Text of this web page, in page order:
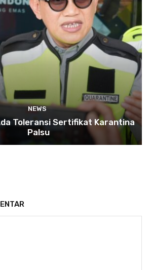
NEWS
Toleransi Sertifikat Karantina
Palsu